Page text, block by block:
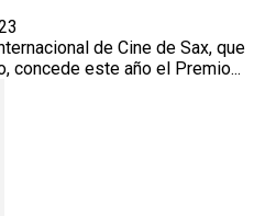
de Cine de Sax, que
concede este año el Premio...